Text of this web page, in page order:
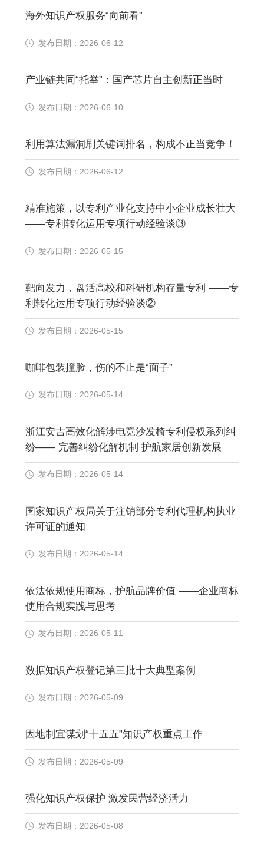
海外知识产权服务“向前看”
发布日期：2026-06-12
产业链共同“托举”：国产芯片自主创新正当时
发布日期：2026-06-10
利用算法漏洞刷关键词排名，构成不正当竞争！
发布日期：2026-06-12
精准施策，以专利产业化支持中小企业成长壮大
——专利转化运用专项行动经验谈③
发布日期：2026-05-15
靶向发力，盘活高校和科研机构存量专利 ——专
利转化运用专项行动经验谈②
发布日期：2026-05-15
咖啡包装撞脸，伤的不止是“面子”
发布日期：2026-05-14
浙江安吉高效化解涉电竞沙发椅专利侵权系列纠
纷—— 完善纠纷化解机制 护航家居创新发展
发布日期：2026-05-14
国家知识产权局关于注销部分专利代理机构执业
许可证的通知
发布日期：2026-05-14
依法依规使用商标，护航品牌价值 ——企业商标
使用合规实践与思考
发布日期：2026-05-11
数据知识产权登记第三批十大典型案例
发布日期：2026-05-09
因地制宜谋划“十五五”知识产权重点工作
发布日期：2026-05-09
强化知识产权保护 激发民营经济活力
发布日期：2026-05-08